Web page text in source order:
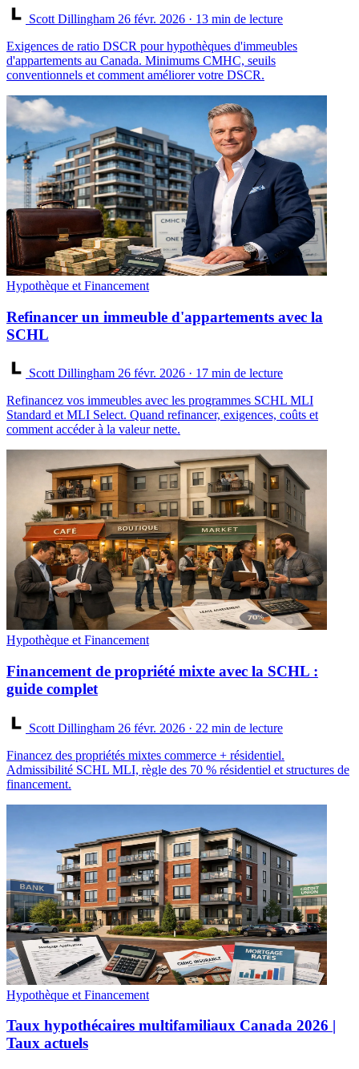
Scott Dillingham 26 févr. 2026 · 13 min de lecture
Exigences de ratio DSCR pour hypothèques d'immeubles
d'appartements au Canada. Minimums CMHC, seuils
conventionnels et comment améliorer votre DSCR.
Hypothèque et Financement
Refinancer un immeuble d'appartements avec la
SCHL
Scott Dillingham 26 févr. 2026 · 17 min de lecture
Refinancez vos immeubles avec les programmes SCHL MLI
Standard et MLI Select. Quand refinancer, exigences, coûts et
comment accéder à la valeur nette.
Hypothèque et Financement
Financement de propriété mixte avec la SCHL :
guide complet
Scott Dillingham 26 févr. 2026 · 22 min de lecture
Financez des propriétés mixtes commerce + résidentiel.
Admissibilité SCHL MLI, règle des 70 % résidentiel et structures de
financement.
Hypothèque et Financement
Taux hypothécaires multifamiliaux Canada 2026 |
Taux actuels